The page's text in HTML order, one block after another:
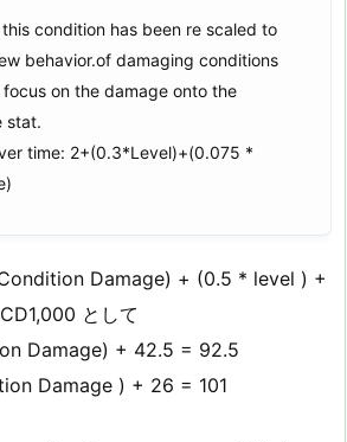
this condition has been re scaled to
behavior.of damaging conditions
on the damage onto the
stat.
time: 2+(0.3*Level)+(0.075 *
Damage) + (0.5 * level ) +
として
Damage) + 42.5 = 92.5
Damage ) + 26 = 101